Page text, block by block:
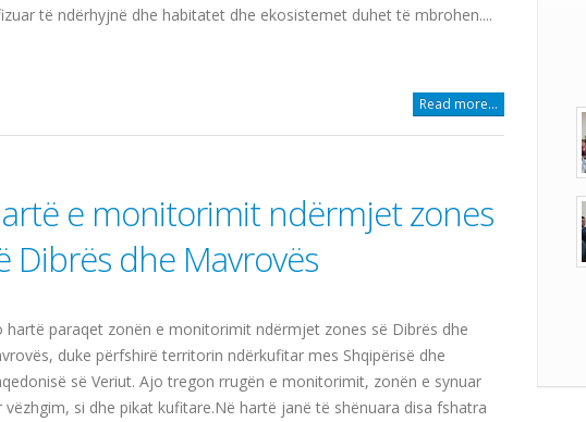
të ndërhyjnë dhe habitatet dhe ekosistemet duhet të mbrohen....
Read more...
e monitorimit ndërmjet zones
Dibrës dhe Mavrovës
hartë paraqet zonën e monitorimit ndërmjet zones së Dibrës dhe
duke përfshirë territorin ndërkufitar mes Shqipërisë dhe
së Veriut. Ajo tregon rrugën e monitorimit, zonën e synuar
vëzhgim, si dhe pikat kufitare.Në hartë janë të shënuara disa fshatra